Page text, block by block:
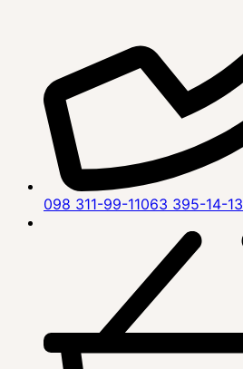
098 311-99-11063 395-14-13